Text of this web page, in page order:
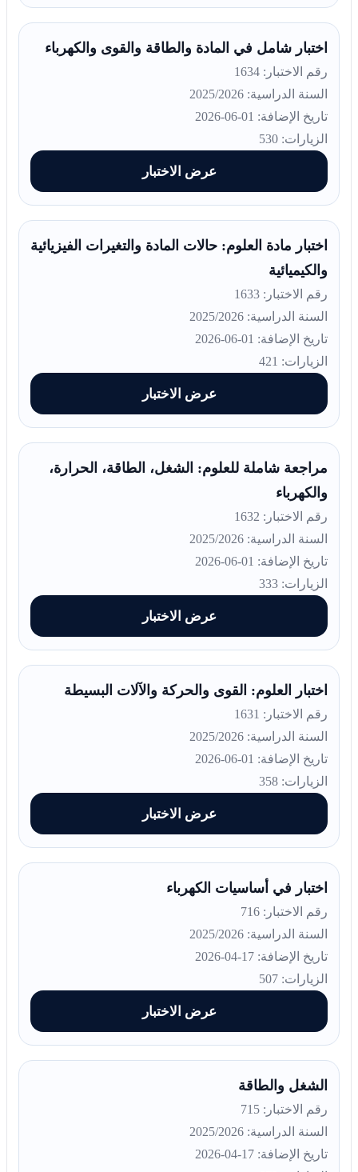
اختبار شامل في المادة والطاقة والقوى والكهرباء
رقم الاختبار: 1634
السنة الدراسية: 2025/2026
تاريخ الإضافة: 01-06-2026
الزيارات: 530
عرض الاختبار
اختبار مادة العلوم: حالات المادة والتغيرات الفيزيائية
والكيميائية
رقم الاختبار: 1633
السنة الدراسية: 2025/2026
تاريخ الإضافة: 01-06-2026
الزيارات: 421
عرض الاختبار
مراجعة شاملة للعلوم: الشغل، الطاقة، الحرارة،
والكهرباء
رقم الاختبار: 1632
السنة الدراسية: 2025/2026
تاريخ الإضافة: 01-06-2026
الزيارات: 333
عرض الاختبار
اختبار العلوم: القوى والحركة والآلات البسيطة
رقم الاختبار: 1631
السنة الدراسية: 2025/2026
تاريخ الإضافة: 01-06-2026
الزيارات: 358
عرض الاختبار
اختبار في أساسيات الكهرباء
رقم الاختبار: 716
السنة الدراسية: 2025/2026
تاريخ الإضافة: 17-04-2026
الزيارات: 507
عرض الاختبار
الشغل والطاقة
رقم الاختبار: 715
السنة الدراسية: 2025/2026
تاريخ الإضافة: 17-04-2026